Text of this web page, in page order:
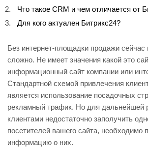
Что такое CRM и чем отличается от
Для кого актуален Битрикс24?
Без интернет-площадки продажи сейчас
сложно. Не имеет значения какой это
информационный сайт компании или
Стандартной схемой привлечения
является использование посадочных
рекламный трафик. Но для дальнейшей
клиентами недостаточно заполучить
посетителей вашего сайта, необходимо
информацию о них.